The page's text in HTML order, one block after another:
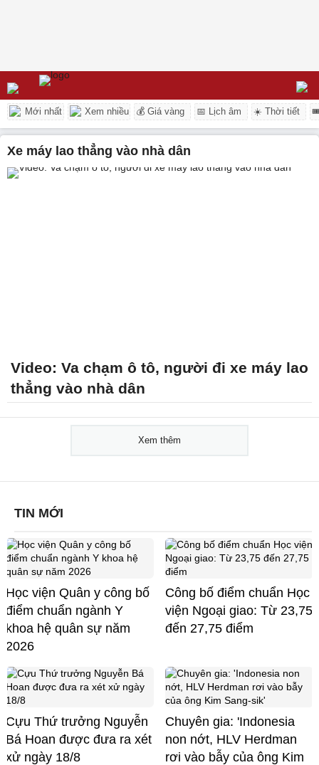
Mới nhất Xem nhiều 💰 Giá vàng 📅 Lịch âm ☀️ Thời tiết
xe máy lao thẳng vào nhà dân
Video: Va chạm ô tô, người đi xe máy lao
thẳng vào nhà dân
Xem thêm
TIN MỚI
Học viện Quân y công bố
điểm chuẩn ngành Y
khoa hệ quân sự năm
2026
Công bố điểm chuẩn Học
viện Ngoại giao: Từ 23,75
đến 27,75 điểm
Cựu Thứ trưởng Nguyễn
Bá Hoan được đưa ra xét
xử ngày 18/8
Chuyên gia: 'Indonesia
non nớt, HLV Herdman
rơi vào bẫy của ông Kim